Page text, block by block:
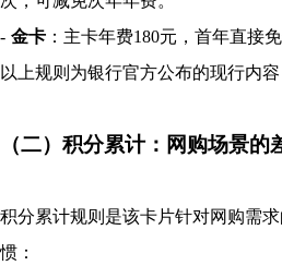
- 金卡 ：主卡年费180元，首年直接
以上规则为银行官方公布的现行内
（二）积分累计：网购场景的
积分累计规则是该卡片针对网购需
惯：